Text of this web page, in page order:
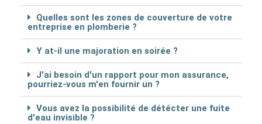
Quelles sont les zones de couverture de votre
entreprise en plomberie ?
Y at-il une majoration en soirée ?
J'ai besoin d'un rapport pour mon assurance,
pourriez-vous m'en fournir un ?
Vous avez la possibilité de détécter une fuite
d'eau invisible ?